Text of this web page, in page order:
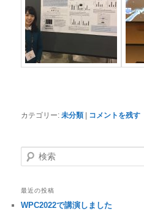
カテゴリー: 未分類 コメントを残す
検
索
最近の投稿
WPC2022で講演しました